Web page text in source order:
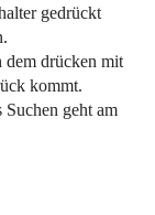
gedrückt
dem drücken mit
kommt.
geht am